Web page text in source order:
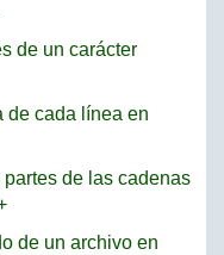
de un carácter
de cada línea en
de las cadenas
de un archivo en